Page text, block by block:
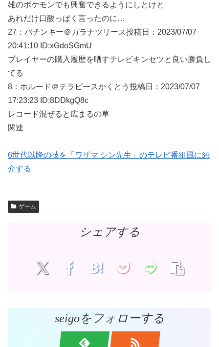
雄のポケモンでも興奮できるようにしとけと
あれだけ口酸っぱく言ったのに…
27： バチンキー＠ガラナツリース投稿日：2023/07/07
20:41:10 ID:xGdoSGmU
プレイヤーの購入履歴を晒すテレビキンセツと良い勝負し
てる
8： ホルード＠テラピースかくとう 投稿日：2023/07/07
17:23:23 ID:8DDkgQ8c
レコード混ぜると広まるの草
関連
6世代以降の技を「ワザマ シン先生」のテレビ番組風に紹
介する
ゲーム
シェアする
seigoをフォローする